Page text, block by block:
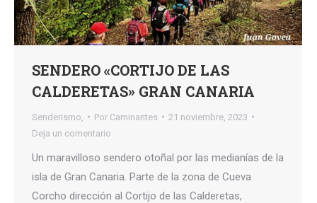
SENDERO «CORTIJO DE LAS
CALDERETAS» GRAN CANARIA
Senderismo, Por Caminantes
21 noviembre, 2023
Deja un comentario
Un maravilloso sendero otoñal por las medianías de la
isla de Gran Canaria. Parte de la zona de Cueva
Corcho dirección al Cortijo de las Calderetas,